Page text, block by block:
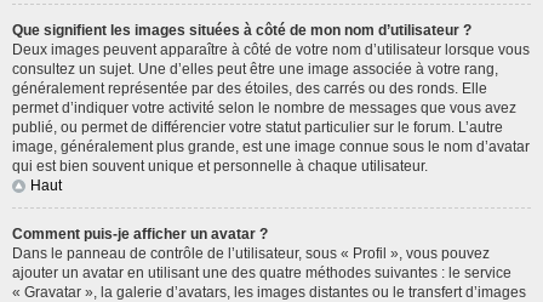
Que signifient les images situées à côté de mon nom d’utilisateur ?
Deux images peuvent apparaître à côté de votre nom d’utilisateur lorsque vous
consultez un sujet. Une d’elles peut être une image associée à votre rang,
généralement représentée par des étoiles, des carrés ou des ronds. Elle
permet d’indiquer votre activité selon le nombre de messages que vous avez
publié, ou permet de différencier votre statut particulier sur le forum. L’autre
image, généralement plus grande, est une image connue sous le nom d’avatar
qui est bien souvent unique et personnelle à chaque utilisateur.
Haut
Comment puis-je afficher un avatar ?
Dans le panneau de contrôle de l’utilisateur, sous « Profil », vous pouvez
ajouter un avatar en utilisant une des quatre méthodes suivantes : le service
« Gravatar », la galerie d’avatars, les images distantes ou le transfert d’images